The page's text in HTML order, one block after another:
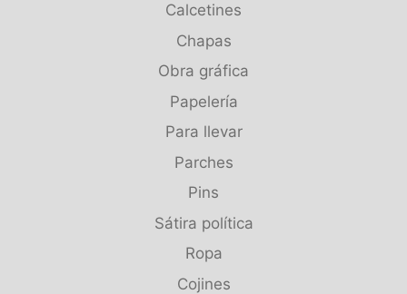
Calcetines
Chapas
Obra gráfica
Papelería
Para llevar
Parches
Pins
Sátira política
Ropa
Cojines